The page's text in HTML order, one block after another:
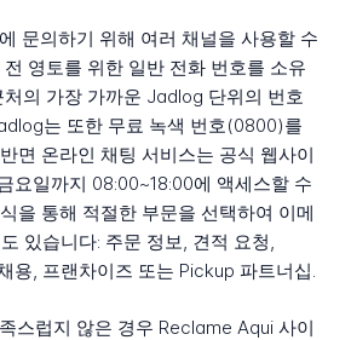
문의하기 위해 여러 채널을 사용할 수
영토를 위한 일반 전화 번호를 소유
의 가장 가까운 Jadlog 단위의 번호
는 또한 무료 녹색 번호(0800)를
면 온라인 채팅 서비스는 공식 웹사이
요일까지 08:00~18:00에 액세스할 수
을 통해 적절한 부문을 선택하여 이메
있습니다: 주문 정보, 견적 요청,
용, 프랜차이즈 또는 Pickup 파트너십.
스럽지 않은 경우 Reclame Aqui 사이